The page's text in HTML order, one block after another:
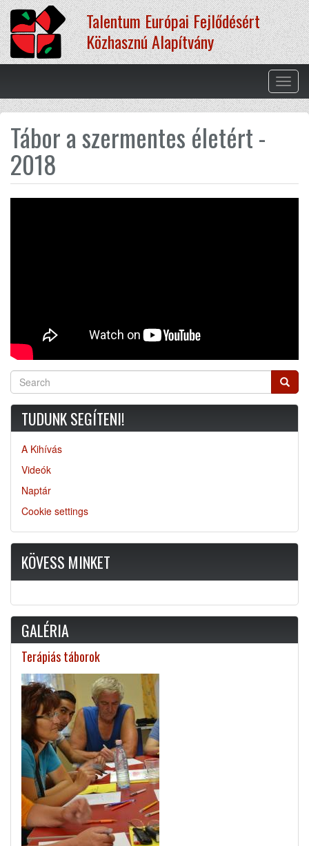
Ugrás
a
tartalomra
Talentum Európai Fejlődésért
Közhasznú Alapítvány
Tábor a szermentes életért -
2018
Search
TUDUNK SEGÍTENI!
A Kihívás
Videók
Naptár
Cookie settings
KÖVESS MINKET
GALÉRIA
Terápiás táborok